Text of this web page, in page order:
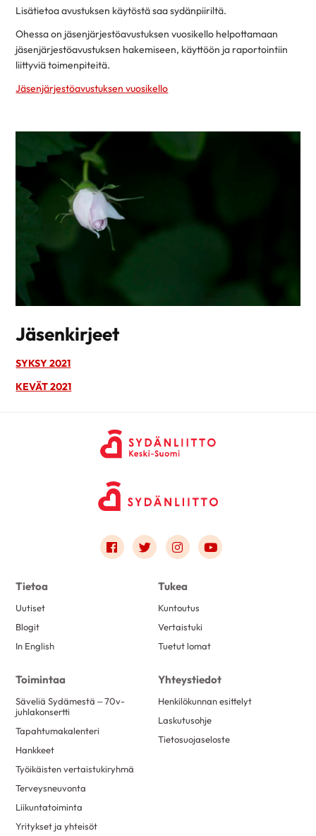
Lisätietoa avustuksen käytöstä saa sydänpiiriltä.
Ohessa on jäsenjärjestöavustuksen vuosikello helpottamaan
jäsenjärjestöavustuksen hakemiseen, käyttöön ja raportointiin
liittyviä toimenpiteitä.
Jäsenjärjestöavustuksen vuosikello
Jäsenkirjeet
SYKSY 2021
KEVÄT 2021
Link to facebook
Link to twitter
Link to instagram
Link to youtube
Tietoa
Uutiset
Blogit
In English
Tukea
Kuntoutus
Vertaistuki
Tuetut lomat
Toimintaa
Säveliä Sydämestä – 70v-
juhlakonsertti
Tapahtumakalenteri
Hankkeet
Työikäisten vertaistukiryhmä
Terveysneuvonta
Liikuntatoiminta
Yritykset ja yhteisöt
Yhteystiedot
Henkilökunnan esittelyt
Laskutusohje
Tietosuojaseloste